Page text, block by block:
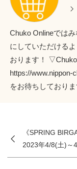
Chuko Onlineでは
にしていただける
おります！ ▽Chuko
https://www.nippon-
をお待ちしておりま
《SPRING
2023年4/8(土)～